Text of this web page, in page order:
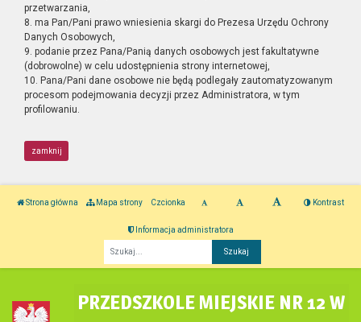
przetwarzania,
8. ma Pan/Pani prawo wniesienia skargi do Prezesa Urzędu Ochrony
Danych Osobowych,
9. podanie przez Pana/Panią danych osobowych jest fakultatywne
(dobrowolne) w celu udostępnienia strony internetowej,
10. Pana/Pani dane osobowe nie będą podlegały zautomatyzowanym
procesom podejmowania decyzji przez Administratora, w tym
profilowaniu.
zamknij
Strona główna Mapa strony Czcionka Kontrast
Informacja administratora
PRZEDSZKOLE MIEJSKIE NR 12 W